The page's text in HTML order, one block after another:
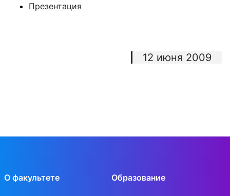
Презентация
12 июня 2009
О факультете Образование